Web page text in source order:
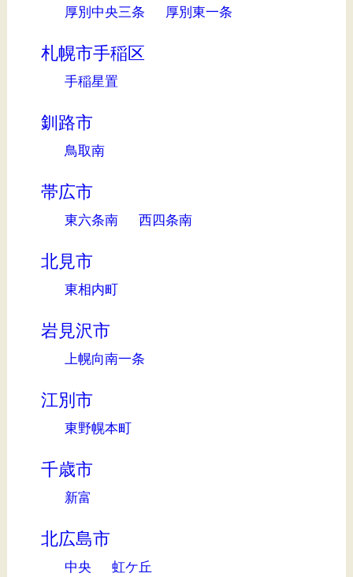
厚別中央三条 厚別東一条
札幌市手稲区
手稲星置
釧路市
鳥取南
帯広市
東六条南 西四条南
北見市
東相内町
岩見沢市
上幌向南一条
江別市
東野幌本町
千歳市
新富
北広島市
中央 虹ケ丘